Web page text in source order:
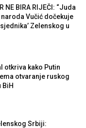
NE BIRA RIJEČI: “Juda
Vučić dočekuje
Zelenskog u
otkriva kako Putin
otvaranje ruskog
BiH
Srbiji: